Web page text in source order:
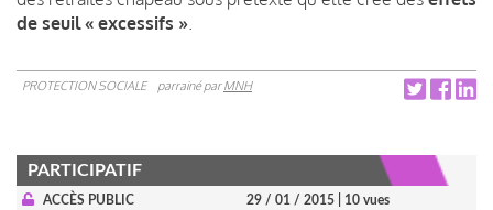
de seuil « excessifs »
PROTECTION SOCIALE parrainé parMNH
PARTICIPATIF
ACCÈS PUBLIC 29 / 01 / 2015 | 10 vues